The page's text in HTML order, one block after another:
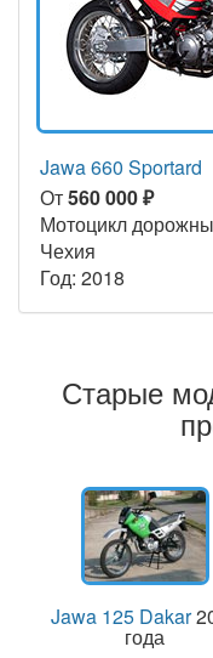
Jawa 660 Sportard
От560 000 ₽
Мотоцикл
Чехия
Год: 2018
Старые
Jawa 125 Dakar
года